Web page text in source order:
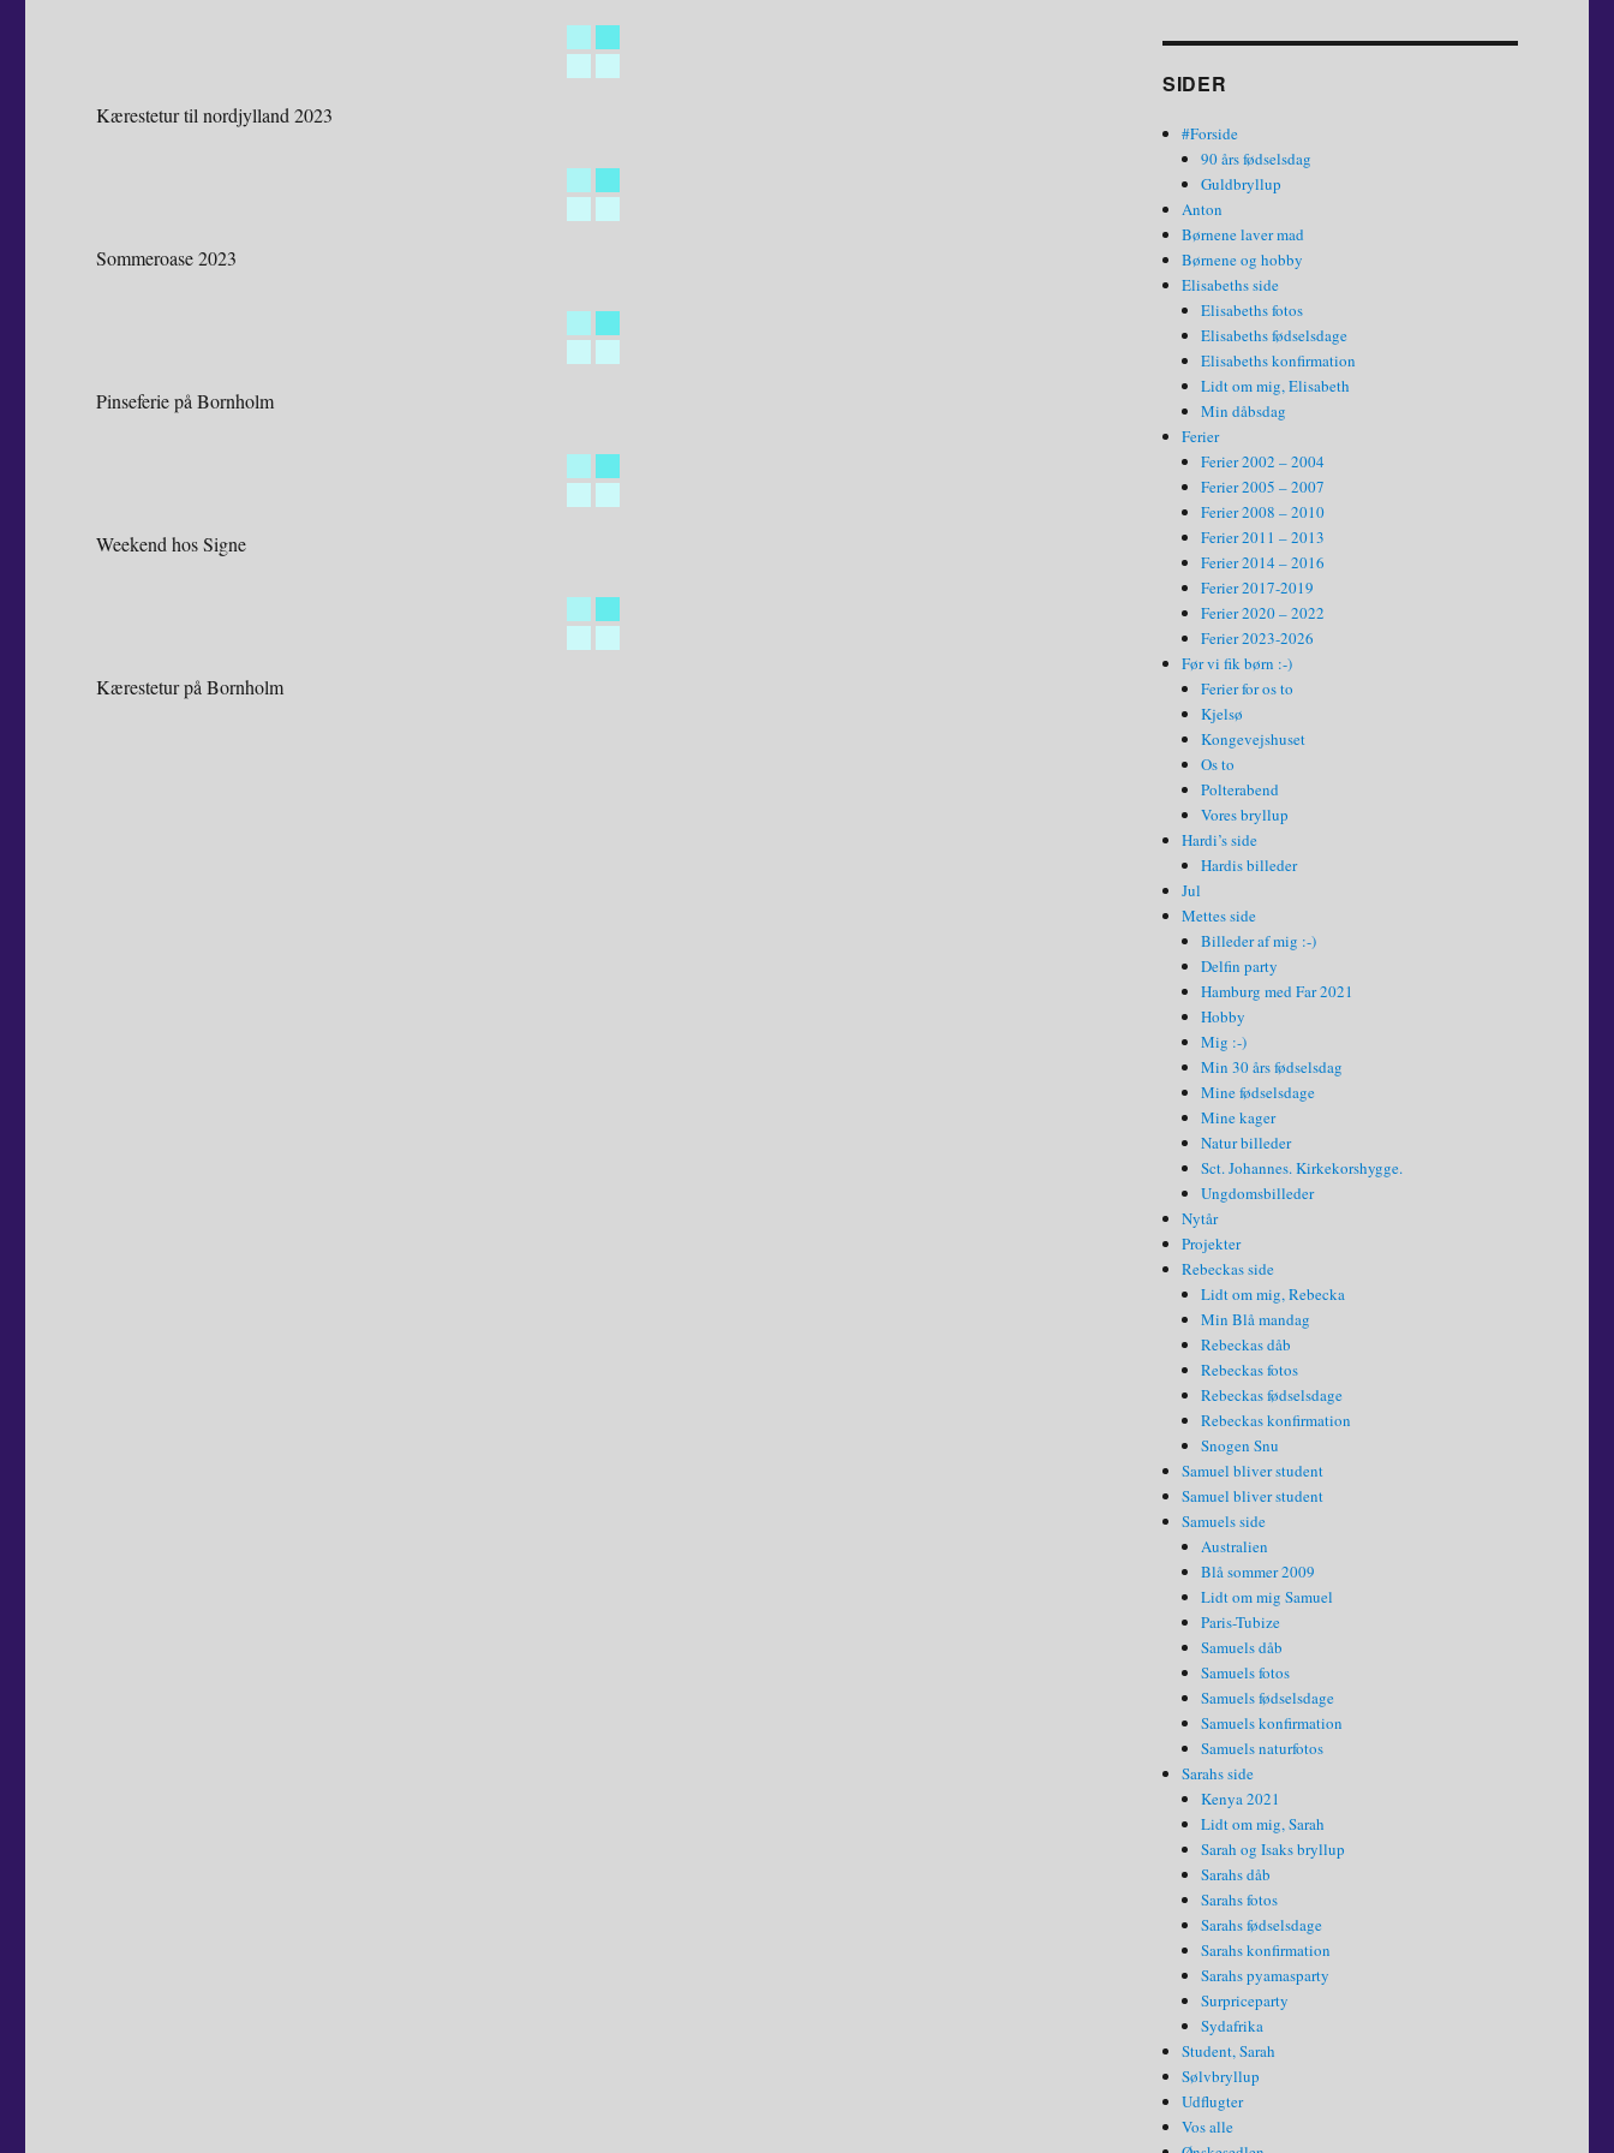
Kærestetur til nordjylland 2023
Sommeroase 2023
Pinseferie på Bornholm
Weekend hos Signe
Kærestetur på Bornholm
SIDER
#Forside
90 års fødselsdag
Guldbryllup
Anton
Børnene laver mad
Børnene og hobby
Elisabeths side
Elisabeths fotos
Elisabeths fødselsdage
Elisabeths konfirmation
Lidt om mig, Elisabeth
Min dåbsdag
Ferier
Ferier 2002 – 2004
Ferier 2005 – 2007
Ferier 2008 – 2010
Ferier 2011 – 2013
Ferier 2014 – 2016
Ferier 2017-2019
Ferier 2020 – 2022
Ferier 2023-2026
Før vi fik børn :-)
Ferier for os to
Kjelsø
Kongevejshuset
Os to
Polterabend
Vores bryllup
Hardi’s side
Hardis billeder
Jul
Mettes side
Billeder af mig :-)
Delfin party
Hamburg med Far 2021
Hobby
Mig :-)
Min 30 års fødselsdag
Mine fødselsdage
Mine kager
Natur billeder
Sct. Johannes. Kirkekorshygge.
Ungdomsbilleder
Nytår
Projekter
Rebeckas side
Lidt om mig, Rebecka
Min Blå mandag
Rebeckas dåb
Rebeckas fotos
Rebeckas fødselsdage
Rebeckas konfirmation
Snogen Snu
Samuel bliver student
Samuel bliver student
Samuels side
Australien
Blå sommer 2009
Lidt om mig Samuel
Paris-Tubize
Samuels dåb
Samuels fotos
Samuels fødselsdage
Samuels konfirmation
Samuels naturfotos
Sarahs side
Kenya 2021
Lidt om mig, Sarah
Sarah og Isaks bryllup
Sarahs dåb
Sarahs fotos
Sarahs fødselsdage
Sarahs konfirmation
Sarahs pyamasparty
Surpriceparty
Sydafrika
Student, Sarah
Sølvbryllup
Udflugter
Vos alle